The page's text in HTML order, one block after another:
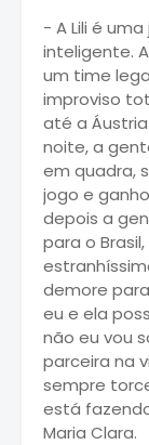
- A Lili é
inteligente.
um time
improviso
até a
noite, a
em quadra,
jogo e
depois a
para o
demore
eu e ela
não eu vou
parceira na
sempre
está
Maria Clara.